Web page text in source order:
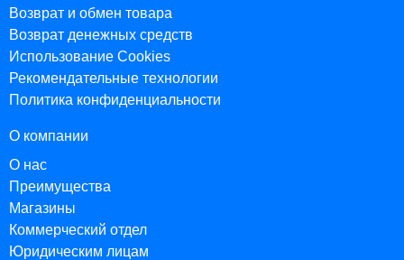
Возврат и обмен товара
Возврат денежных средств
Использование Cookies
Рекомендательные технологии
Политика конфиденциальности
О компании
О нас
Преимущества
Магазины
Коммерческий отдел
Юридическим лицам